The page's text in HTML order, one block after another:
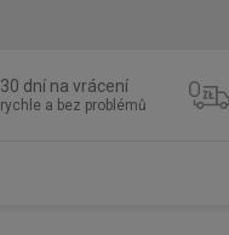
30 dní na vrácení
rychle a bez problémů